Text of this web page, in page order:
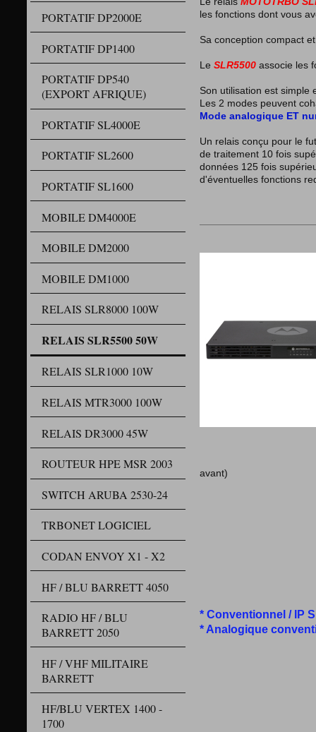
PORTATIF DP2000E
PORTATIF DP1400
PORTATIF DP540
(EXPORT AFRIQUE)
PORTATIF SL4000E
PORTATIF SL2600
PORTATIF SL1600
MOBILE DM4000E
MOBILE DM2000
MOBILE DM1000
RELAIS SLR8000 100W
RELAIS SLR5500 50W
RELAIS SLR1000 10W
RELAIS MTR3000 100W
RELAIS DR3000 45W
ROUTEUR HPE MSR 2003
SWITCH ARUBA 2530-24
TRBONET LOGICIEL
CODAN ENVOY X1 - X2
HF / BLU BARRETT 4050
RADIO HF / BLU
BARRETT 2050
HF / VHF MILITAIRE
BARRETT
HF/BLU VERTEX 1400 -
1700
les fonctions dont vous
Sa conception compact
LeSLR5500 associe les
Son utilisation est simple
Les 2 modes peuvent
Mode analogique ET
Un relais conçu pour le
de traitement 10 fois
données 125 fois
d'éventuelles fonctions
avant)
* Conventionnel / IP
* Analogique